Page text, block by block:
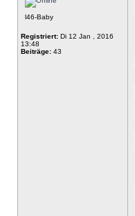
l46-Baby
Registriert: Di 12 Jan , 2016
13:48
Beiträge: 43